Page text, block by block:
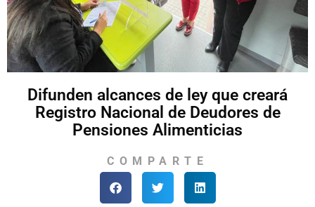
Difunden alcances de ley que creará
Registro Nacional de Deudores de
Pensiones Alimenticias
COMPARTE